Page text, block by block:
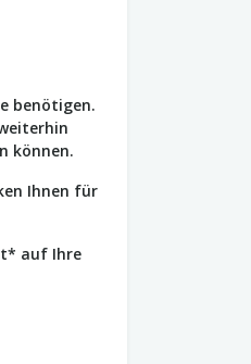
benötigen.
können.
Ihnen für
auf Ihre